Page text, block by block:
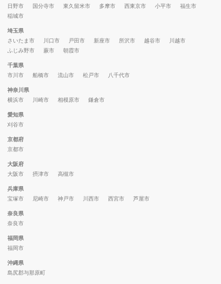
日野市
国分寺市 東久留米市 多摩市 西東京市 小平市
福生市
稲城市
埼玉県
さいたま市
川口市 戸田市 新座市 所沢市 越谷市
川越市
ふじみ野市
蕨市 朝霞市
千葉県
市川市
船橋市 流山市 松戸市 八千代市
神奈川県
横浜市
川崎市 相模原市 鎌倉市
愛知県
刈谷市
京都府
京都市
大阪府
大阪市
摂津市 高槻市
兵庫県
宝塚市
尼崎市 神戸市 川西市 西宮市 芦屋市
奈良県
奈良市
福岡県
福岡市
沖縄県
島尻郡与那原町